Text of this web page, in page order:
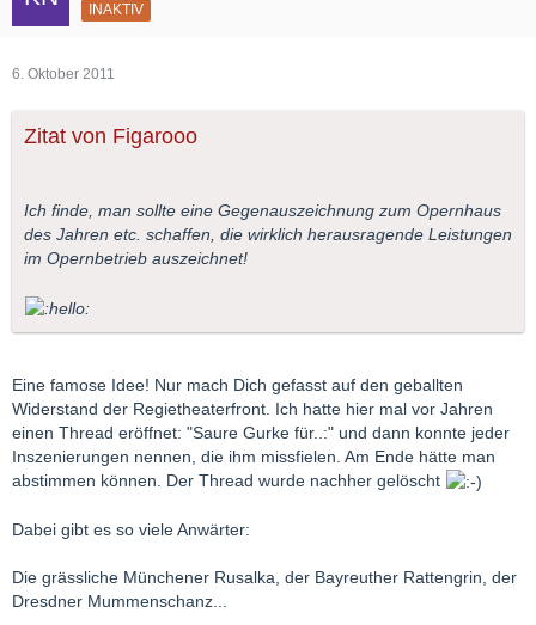
INAKTIV
6. Oktober 2011
Zitat von Figarooo
Ich finde, man sollte eine Gegenauszeichnung zum Opernhaus
des Jahren etc. schaffen, die wirklich herausragende Leistungen
im Opernbetrieb auszeichnet!
Eine famose Idee! Nur mach Dich gefasst auf den geballten
Widerstand der Regietheaterfront. Ich hatte hier mal vor Jahren
einen Thread eröffnet: "Saure Gurke für..:" und dann konnte jeder
Inszenierungen nennen, die ihm missfielen. Am Ende hätte man
abstimmen können. Der Thread wurde nachher gelöscht
Dabei gibt es so viele Anwärter:
Die grässliche Münchener Rusalka, der Bayreuther Rattengrin, der
Dresdner Mummenschanz...